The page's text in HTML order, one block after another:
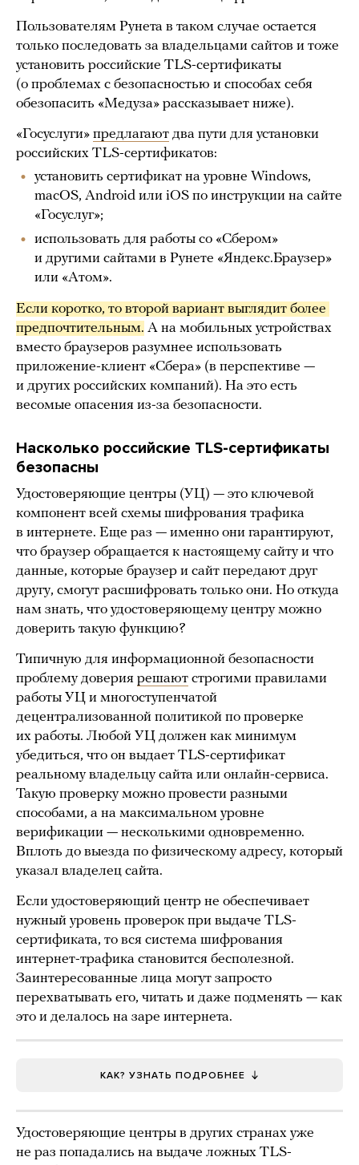
Пользователям Рунета в таком случае остается
только последовать за владельцами сайтов и тоже
установить российские TLS-сертификаты
(о проблемах с безопасностью и способах себя
обезопасить «Медуза» рассказывает ниже).
«Госуслуги» предлагают два пути для установки
российских TLS-сертификатов:
установить сертификат на уровне Windows,
macOS, Android или iOS по инструкции на сайте
«Госуслуг»;
использовать для работы со «Сбером»
и другими сайтами в Рунете «Яндекс.Браузер»
или «Атом».
Если коротко, то второй вариант выглядит более
предпочтительным. А на мобильных устройствах
вместо браузеров разумнее использовать
приложение-клиент «Сбера» (в перспективе —
и других российских компаний). На это есть
весомые опасения из-за безопасности.
Насколько российские TLS-сертификаты
безопасны
Удостоверяющие центры (УЦ) — это ключевой
компонент всей схемы шифрования трафика
в интернете. Еще раз — именно они гарантируют,
что браузер обращается к настоящему сайту и что
данные, которые браузер и сайт передают друг
другу, смогут расшифровать только они. Но откуда
нам знать, что удостоверяющему центру можно
доверить такую функцию?
Типичную для информационной безопасности
проблему доверия решают строгими правилами
работы УЦ и многоступенчатой
децентрализованной политикой по проверке
их работы. Любой УЦ должен как минимум
убедиться, что он выдает TLS-сертификат
реальному владельцу сайта или онлайн-сервиса.
Такую проверку можно провести разными
способами, а на максимальном уровне
верификации — несколькими одновременно.
Вплоть до выезда по физическому адресу, который
указал владелец сайта.
Если удостоверяющий центр не обеспечивает
нужный уровень проверок при выдаче TLS-
сертификата, то вся система шифрования
интернет-трафика становится бесполезной.
Заинтересованные лица могут запросто
перехватывать его, читать и даже подменять — как
это и делалось на заре интернета.
КАК? УЗНАТЬ ПОДРОБНЕЕ
Удостоверяющие центры в других странах уже
не раз попадались на выдаче ложных TLS-